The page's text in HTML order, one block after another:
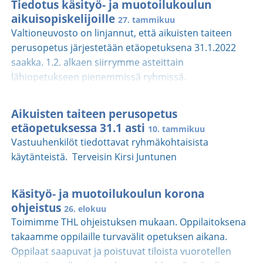
vastuuopettajalle. Lukuvuosiopas 2022-2023, löytyy
nettisivuiltamme.Opas kannatta lukea huolella
yhdessä lasten kanssa, jotta työskentely käsityö- ja
muotoilukoulussa sujuu joustavasti. Tutustu
oppaaseen:
Terveisin,Kirsi Juntunen rehtori
Tiedotus käsityö- ja muotoilukoulun
aikuisopiskelijoille 27. tammikuu
Valtioneuvosto on linjannut, että aikuisten taiteen
perusopetus järjestetään etäopetuksena 31.1.2022
saakka. 1.2. alkaen siirrymme asteittain
lähiopetukseen pienemmissä ryhmissä.
lähtiopetukseen siirtymisestä sekä
käytännönjärjestelyistä viimeistään maanantaina
31.1.2022. Linkki oph:n tiedotukseen:
https://www.oph.fi/fi/koulutus-ja-
tutkinnot/varautuminen-koronatilanteen-
Ymmärryksestänne kiittäen, Käsityö- ja
muotoilukoulun henkilökunta
Aikuisten taiteen perusopetus
etäopetuksessa 31.1 asti 10. tammikuu
Vastuuhenkilöt tiedottavat ryhmäkohtaisista
käytänteistä. Terveisin Kirsi Juntunen
Käsityö- ja muotoilukoulun korona
ohjeistus 26. elokuu
Toimimme THL ohjeistuksen mukaan. Oppilaitoksena
takaamme oppilaille turvavälit opetuksen aikana.
Oppilaat saapuvat ja poistuvat tiloista vuorotellen